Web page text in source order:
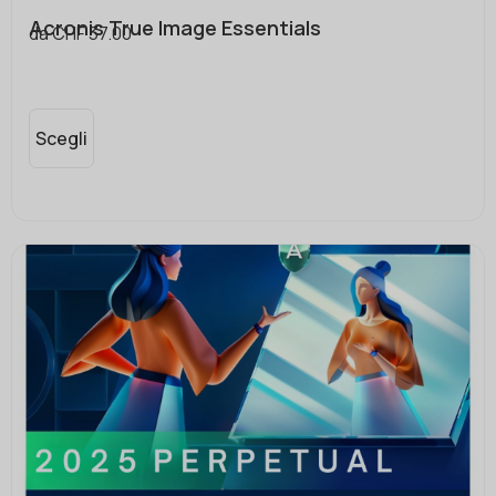
Acronis True Image Essentials
daCHF37.00
Scegli